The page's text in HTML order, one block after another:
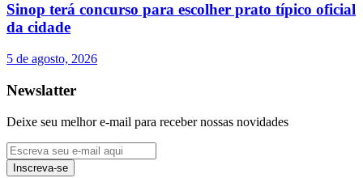
Sinop terá concurso para escolher prato típico oficial
da cidade
5 de agosto, 2026
Newslatter
Deixe seu melhor e-mail para receber nossas novidades
Inscreva-se